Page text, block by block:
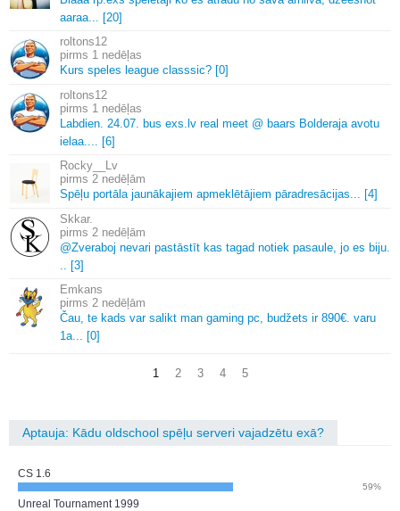
aaraa... [20]
roltons12
1 nedēļas
Kurs speles league classsic? [0]
roltons12
1 nedēļas
Labdien. 24.07. bus exs. lv real meet @ baars Bolderaja avotu
ielaa.... [6]
Rocky__Lv
2 nedēļām
Spēļu portāla jaunākajiem apmeklētājiem pāradresācijas... [4]
Skkar.
2 nedēļām
@Zveraboj nevari pastāstīt kas tagad notiek pasaule, jo es biju.
.. [3]
Emkans
2 nedēļām
Čau, te kads var salikt man gaming pc, budžets ir 890€. varu
1a... [0]
1 2 3 4 5
Aptauja: Kādu oldschool spēļu serveri vajadzētu exā?
CS 1.6
59%
Unreal Tournament 1999